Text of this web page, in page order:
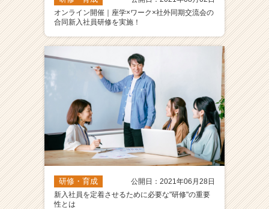
オンライン開催｜座学×ワーク×社外同期交流会の
合同新入社員研修を実施！
研修・育成
公開日：2021年06月28日
新入社員を定着させるために必要な"研修"の重要
性とは